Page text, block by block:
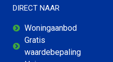
DIRECT NAAR
Woningaanbod
Gratis
waardebepaling